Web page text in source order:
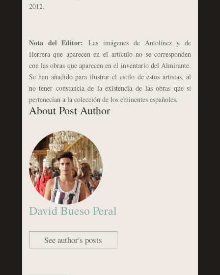
2012.
Nota del Editor:Las imágenes de Antolínez y de
Herrera que aparecen en el artículo no se corresponden
con las obras que aparecen en el inventario del Almirante.
Se han añadido para ilustrar el estilo de estos artistas, al
no tener constancia de la existencia de las obras que sí
pertenecían a la colección de los eminentes españoles.
About Post Author
David Bueso Peral
See author's posts